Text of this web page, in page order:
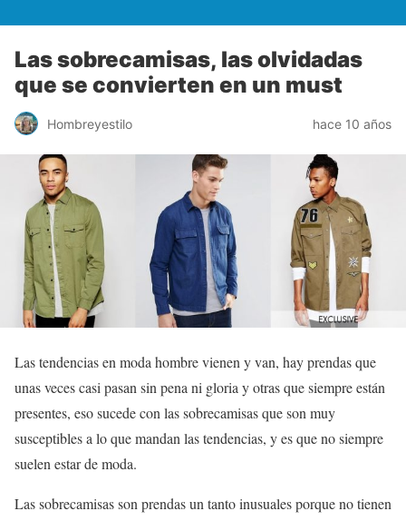
Las sobrecamisas, las olvidadas
que se convierten en un must
Hombreyestilo hace 10 años
Las tendencias en moda hombre vienen y van, hay prendas que
unas veces casi pasan sin pena ni gloria y otras que siempre están
presentes, eso sucede con las sobrecamisas que son muy
susceptibles a lo que mandan las tendencias, y es que no siempre
suelen estar de moda.
Las sobrecamisas son prendas un tanto inusuales porque no tienen